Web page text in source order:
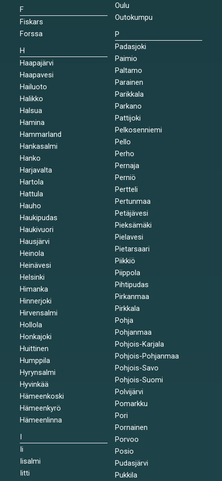
F
Fiskars
Forssa
H
Haapajärvi
Haapavesi
Hailuoto
Halikko
Halsua
Hamina
Hammarland
Hankasalmi
Hanko
Harjavalta
Hartola
Hattula
Hauho
Haukipudas
Haukivuori
Hausjärvi
Heinola
Heinävesi
Helsinki
Himanka
Hinnerjoki
Hirvensalmi
Hollola
Honkajoki
Huittinen
Humppila
Hyrynsalmi
Hyvinkää
Hämeenkoski
Hämeenkyrö
Hämeenlinna
I
Ii
Iisalmi
Iitti
Oulu
Outokumpu
P
Padasjoki
Paimio
Paltamo
Parainen
Parikkala
Parkano
Pattijoki
Pelkosenniemi
Pello
Perho
Pernaja
Perniö
Pertteli
Pertunmaa
Petäjävesi
Pieksämäki
Pielavesi
Pietarsaari
Piikkiö
Piippola
Pihtipudas
Pirkanmaa
Pirkkala
Pohja
Pohjanmaa
Pohjois-Karjala
Pohjois-Pohjanmaa
Pohjois-Savo
Pohjois-Suomi
Polvijärvi
Pomarkku
Pori
Pornainen
Porvoo
Posio
Pudasjärvi
Pukkila